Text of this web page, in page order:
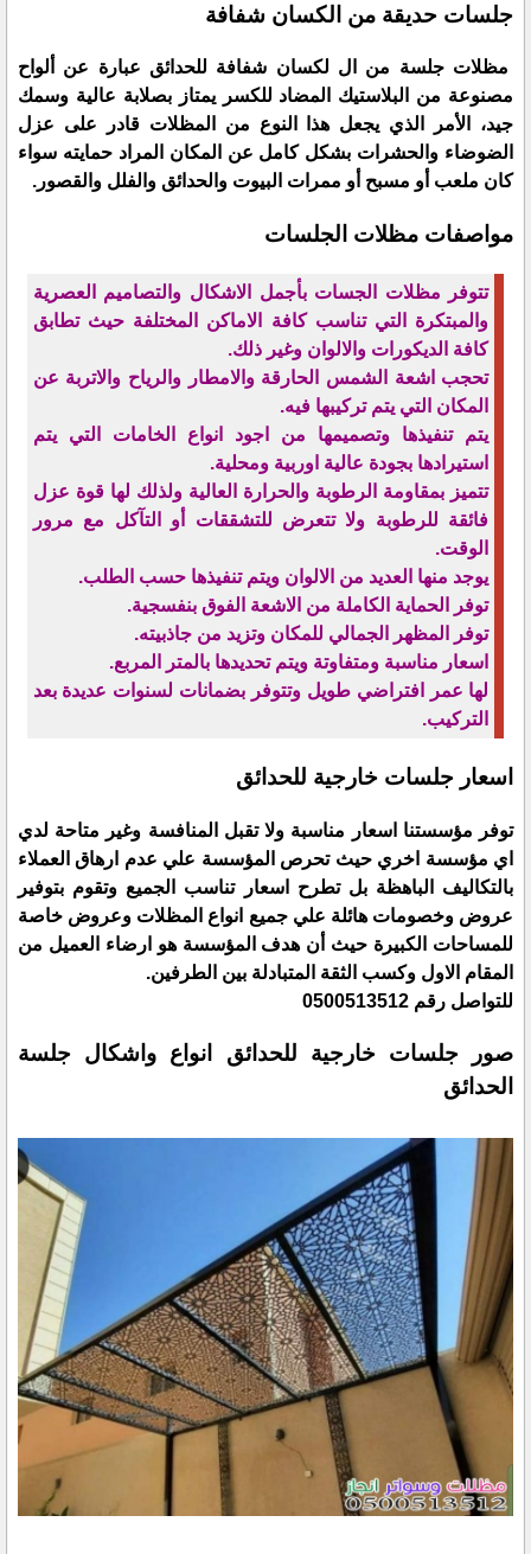
جلسات حديقة من الكسان شفافة
مظلات جلسة من ال لكسان شفافة للحدائق عبارة عن ألواح
مصنوعة من البلاستيك المضاد للكسر يمتاز بصلابة عالية وسمك
جيد، الأمر الذي يجعل هذا النوع من المظلات قادر على عزل
الضوضاء والحشرات بشكل كامل عن المكان المراد حمايته سواء
كان ملعب أو مسبح أو ممرات البيوت والحدائق والفلل والقصور.
مواصفات مظلات الجلسات
تتوفر مظلات الجسات بأجمل الاشكال والتصاميم العصرية
والمبتكرة التي تناسب كافة الاماكن المختلفة حيث تطابق
كافة الديكورات والالوان وغير ذلك.
تحجب اشعة الشمس الحارقة والامطار والرياح والاتربة عن
المكان التي يتم تركيبها فيه.
يتم تنفيذها وتصميمها من اجود انواع الخامات التي يتم
استيرادها بجودة عالية اوربية ومحلية.
تتميز بمقاومة الرطوبة والحرارة العالية ولذلك لها قوة عزل
فائقة للرطوبة ولا تتعرض للتشققات أو التآكل مع مرور
الوقت.
يوجد منها العديد من الالوان ويتم تنفيذها حسب الطلب.
توفر الحماية الكاملة من الاشعة الفوق بنفسجية.
توفر المظهر الجمالي للمكان وتزيد من جاذبيته.
اسعار مناسبة ومتفاوتة ويتم تحديدها بالمتر المربع.
لها عمر افتراضي طويل وتتوفر بضمانات لسنوات عديدة بعد
التركيب.
اسعار جلسات خارجية للحدائق
توفر مؤسستنا اسعار مناسبة ولا تقبل المنافسة وغير متاحة لدي
اي مؤسسة اخري حيث تحرص المؤسسة علي عدم ارهاق العملاء
بالتكاليف الباهظة بل تطرح اسعار تناسب الجميع وتقوم بتوفير
عروض وخصومات هائلة علي جميع انواع المظلات وعروض خاصة
للمساحات الكبيرة حيث أن هدف المؤسسة هو ارضاء العميل من
المقام الاول وكسب الثقة المتبادلة بين الطرفين.
للتواصل رقم 0500513512
صور جلسات خارجية للحدائق انواع واشكال جلسة
الحدائق